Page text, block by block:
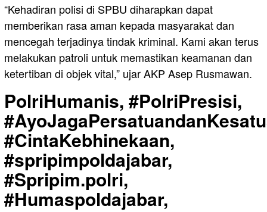
“Kehadiran polisi di SPBU diharapkan dapat
memberikan rasa aman kepada masyarakat dan
mencegah terjadinya tindak kriminal. Kami akan terus
melakukan patroli untuk memastikan keamanan dan
ketertiban di objek vital,” ujar AKP Asep Rusmawan.
PolriHumanis, #PolriPresisi,
#CintaKebhinekaan,
#spripimpoldajabar,
#Spripim.polri,
#Humaspoldajabar,